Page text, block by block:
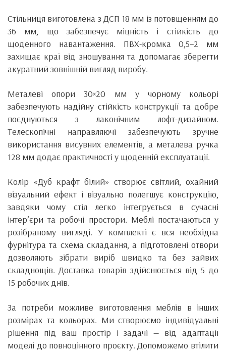
Стільниця виготовлена з ДСП 18 мм із потовщенням до
36 мм, що забезпечує міцність і стійкість до
щоденного навантаження. ПВХ-кромка 0,5–2 мм
захищає краї від зношування та допомагає зберегти
акуратний зовнішній вигляд виробу.
Металеві опори 30×20 мм у чорному кольорі
забезпечують надійну стійкість конструкції та добре
поєднуються з лаконічним лофт-дизайном.
Телескопічні направляючі забезпечують зручне
використання висувних елементів, а металева ручка
128 мм додає практичності у щоденній експлуатації.
Колір «Дуб крафт білий» створює світлий, охайний
візуальний ефект і візуально полегшує конструкцію,
завдяки чому стіл легко інтегрується в сучасні
інтер’єри та робочі простори. Меблі постачаються у
розібраному вигляді. У комплекті є вся необхідна
фурнітура та схема складання, а підготовлені отвори
дозволяють зібрати виріб швидко та без зайвих
складнощів. Доставка товарів здійснюється від 5 до
15 робочих днів.
За потреби можливе виготовлення меблів в інших
розмірах та кольорах. Ми створюємо індивідуальні
рішення під ваш простір і задачі — від адаптації
моделі до повноцінного проєкту. Допоможемо втілити